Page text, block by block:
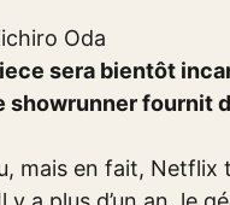
Oda
sera bientôt
showrunner fournit
mais en fait,